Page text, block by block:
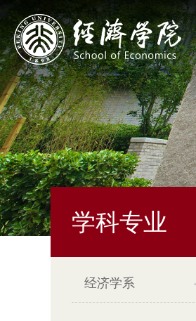
学科专业
经济学系